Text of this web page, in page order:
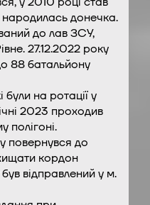
донечка.
до лав ЗСУ,
27.12.2022 року
88 батальйону
були на ротації у
2023 проходив
полігоні.
повернувся до
кордон
відправлений у м.